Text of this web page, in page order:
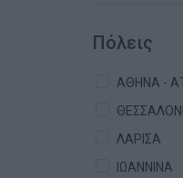
Πόλεις
ΑΘΗΝΑ -
ΛΑΡΙΣΑ
ΙΩΑΝΝΙΝΑ